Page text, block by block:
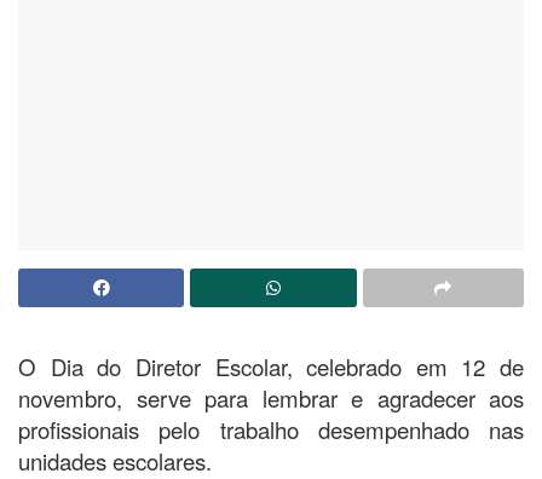
O Dia do Diretor Escolar, celebrado em 12 de
novembro, serve para lembrar e agradecer aos
profissionais pelo trabalho desempenhado nas
unidades escolares.